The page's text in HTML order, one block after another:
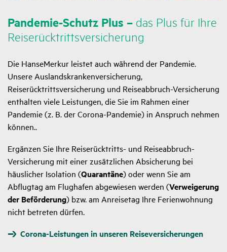
Pandemie-Schutz Plus – das Plus für Ihre
Reise­rück­tritts­ver­si­che­rung
Die HanseMerkur leistet auch während der Pandemie.
Unsere Auslandskrankenversicherung,
Reiserücktrittsversicherung und Reiseabbruch-Versicherung
enthalten viele Leistungen, die Sie im Rahmen einer
Pandemie (z. B. der Corona-Pandemie) in Anspruch nehmen
können..
Ergänzen Sie Ihre Reiserücktritts- und Reiseabbruch-
Versicherung mit einer zusätzlichen Absicherung bei
häuslicher Isolation (Quarantäne) oder wenn Sie am
Abflugtag am Flughafen abgewiesen werden (Verweigerung
der Beförderung) bzw. am Anreisetag Ihre Ferienwohnung
nicht betreten dürfen.
Corona-Leistungen in unseren Reiseversicherungen